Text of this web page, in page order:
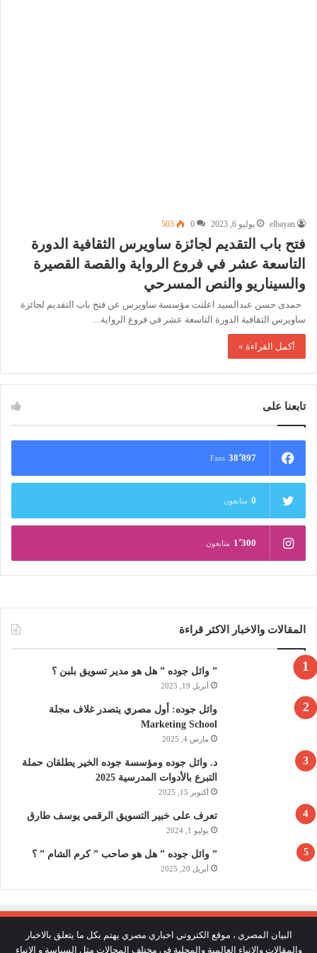
elbayan يوليو 6, 2023 0
503
فتح باب التقديم لجائزة ساويرس الثقافية الدورة
التاسعة عشر في فروع الرواية والقصة القصيرة
والسيناريو والنص المسرحي
حمدى حسن عبدالسيد اعلنت مؤسسة ساويرس عن فتح باب التقديم لجائزة
ساويرس الثقافية الدورة التاسعة عشر في فروع الرواية…
أكمل القراءة »
تابعنا على
38٬897 Fans
0 متابعون
1٬300 متابعون
المقالات والاخبار الاكثر قراءة
” وائل جوده ” هل هو مدير تسويق بلبن ؟
أبريل 19, 2025
وائل جوده: أول مصري يتصدر غلاف مجلة
Marketing School
مارس 4, 2025
د. وائل جوده ومؤسسة جوده الخير يطلقان حملة
التبرع بالأدوات المدرسية 2025
أكتوبر 15, 2025
تعرف على خبير التسويق الرقمي يوسف طارق
يوليو 1, 2024
” وائل جوده ” هل هو صاحب ” كرم الشام ” ؟
أبريل 20, 2025
البيان المصري ، موقع الكتروني اخباري مصري يهتم بكل ما يتعلق بالاخبار
والمقالات والانباء العالمية والمحلية في مختلف المجالات مثل السياسة و الانباء